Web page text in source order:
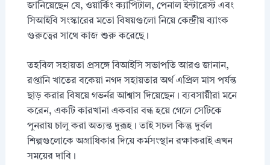
জানিয়েছেন যে, ওয়ার্কিং ক্যাপিটাল, পেনাল ইন্টারেস্ট এবং
সিআইবি সংস্কারের মতো বিষয়গুলো নিয়ে কেন্দ্রীয় ব্যাংক
গুরুত্বের সাথে কাজ শুরু করেছে।
তহবিল সহায়তা প্রসঙ্গে বিআইসি সভাপতি আরও জানান,
রপ্তানি খাতের বকেয়া নগদ সহায়তার অর্থ এপ্রিল মাস পর্যন্ত
ছাড় করার বিষয়ে গভর্নর আশ্বাস দিয়েছেন। ব্যবসায়ীরা মনে
করেন, একটি কারখানা একবার বন্ধ হয়ে গেলে সেটিকে
পুনরায় চালু করা অত্যন্ত দুরূহ। তাই সচল কিন্তু দুর্বল
শিল্পগুলোকে অগ্রাধিকার দিয়ে কর্মসংস্থান রক্ষাকরাই এখন
সময়ের দাবি।